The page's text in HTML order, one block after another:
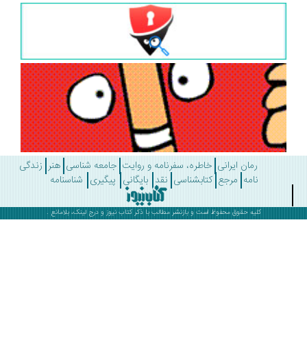
رمان ایرانی خاطره، سفرنامه و روایت جامعه شناسی هنر زندگی
مرجع کتابشناسی نقد بایگانی پیگیری شناسنامه
کلیه حقوق محفوظ است و بازنشر مطالب با ذکرکتاب نیوزو درج لینک، بلامانع .